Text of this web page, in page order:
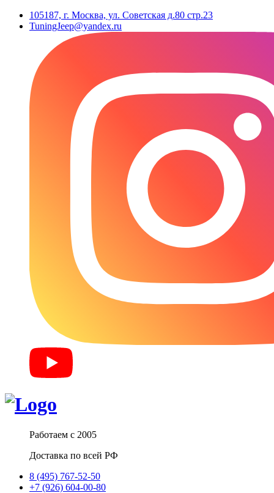
105187, г. Москва, ул. Советская д.80 стр.23
TuningJeep@yandex.ru
Работаем с 2005
Доставка по всей РФ
8 (495) 767-52-50
+7 (926) 604-00-80